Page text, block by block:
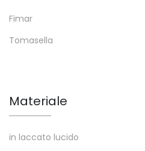
Fimar
Tomasella
Materiale
in laccato lucido